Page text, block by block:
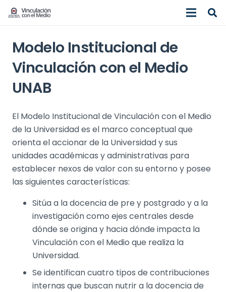
Modelo Institucional de
Vinculación con el Medio
UNAB
El Modelo Institucional de Vinculación con el Medio
de la Universidad es el marco conceptual que
orienta el accionar de la Universidad y sus
unidades académicas y administrativas para
establecer nexos de valor con su entorno y posee
las siguientes características:
Sitúa a la docencia de pre y postgrado y a la
investigación como ejes centrales desde
dónde se origina y hacia dónde impacta la
Vinculación con el Medio que realiza la
Universidad.
Se identifican cuatro tipos de contribuciones
internas que buscan nutrir a la docencia de